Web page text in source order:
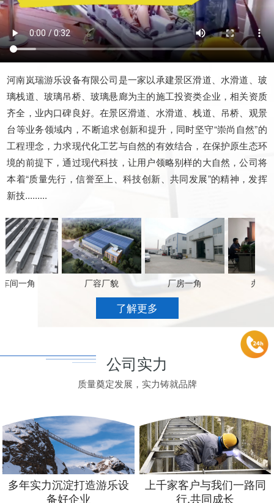
河南岚瑞游乐设备有限公司是一家以承建景区滑道、水滑道、玻
璃栈道、玻璃吊桥、玻璃悬廊为主的施工投资类企业，相关资质
齐全，业内口碑良好。在景区滑道、水滑道、栈道、吊桥、观景
台等业务领域内，不断追求创新和提升，同时坚守“崇尚自然”的
工程理念，力求现代化工艺与自然的有效结合，在保护原生态环
境的前提下，通过现代科技，让用户领略别样的大自然，公司将
本着“质量先行，信誉至上、科技创新、共同发展”的精神，发挥
新技.........
一角 厂容厂貌 厂房一角 办公场景
了解更多
公司实力
质量奠定发展，实力铸就品牌
多年实力沉淀打造游乐设
备好企业
上千家客户与我们一路同
行,共同成长